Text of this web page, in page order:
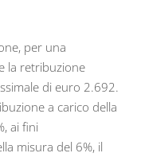
per una
la retribuzione
di euro 2.692.
a carico della
ai fini
misura del 6%, il